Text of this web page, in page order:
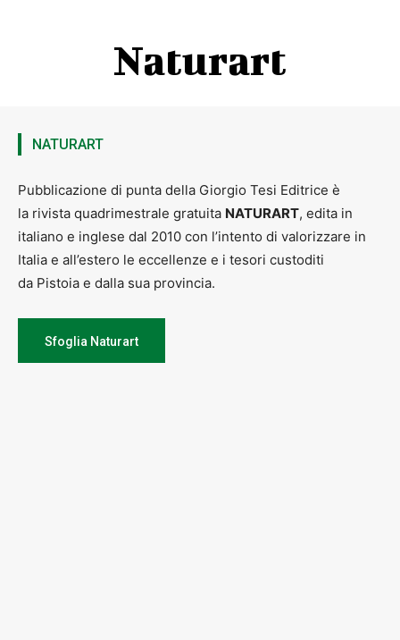
Naturart
NATURART
Pubblicazione di punta della Giorgio Tesi Editrice è
la rivista quadrimestrale gratuita NATURART, edita in
italiano e inglese dal 2010 con l’intento di valorizzare in
Italia e all’estero le eccellenze e i tesori custoditi
da Pistoia e dalla sua provincia.
Sfoglia Naturart